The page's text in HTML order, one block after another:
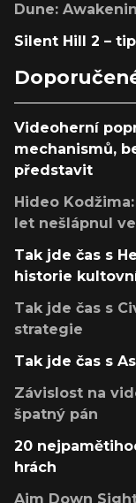
Dune:
Silent Hill 2 –
Videoherní
mechanismů,
představit
Hideo
let nešlápnul
Tak jde čas s
historie
Tak jde čas s
strategie
Tak jde čas s
Závislost na
špatný pán
20
hrách
Aim Down